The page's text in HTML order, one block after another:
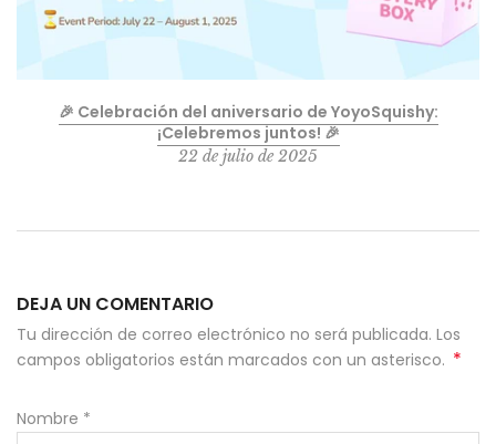
🎉 Celebración del aniversario de YoyoSquishy:
¡Celebremos juntos! 🎉
22 de julio de 2025
DEJA UN COMENTARIO
Tu dirección de correo electrónico no será publicada. Los
campos obligatorios están marcados con un asterisco. *
Nombre *